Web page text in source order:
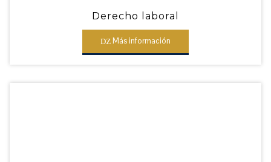
Derecho laboral
Más información